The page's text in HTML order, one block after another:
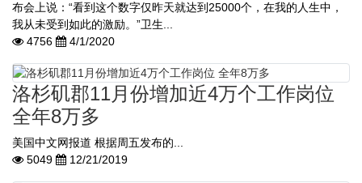
布会上说：“看到这个数字仅昨天就达到25000个，在我的人生中，
我从未受到如此的激励。”卫生...
4756
4/1/2020
洛杉矶郡11月份增加近4万个工作岗位
全年8万多
美国中文网报道 根据周五发布的...
5049
12/21/2019